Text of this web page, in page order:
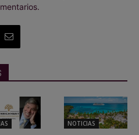
NOTICIAS